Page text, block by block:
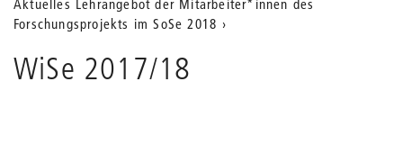
der
Webseite
Aktuelles Lehrangebot der Mitarbeiter*innen des
Forschungsprojekts im SoSe 2018
WiSe 2017/18